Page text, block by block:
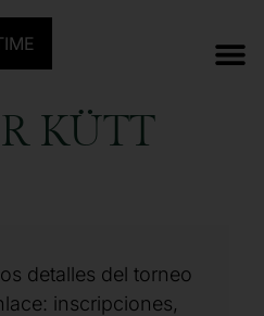
ANTERIOR TORNEO
KÜTT
detalles del torneo
inscripciones,